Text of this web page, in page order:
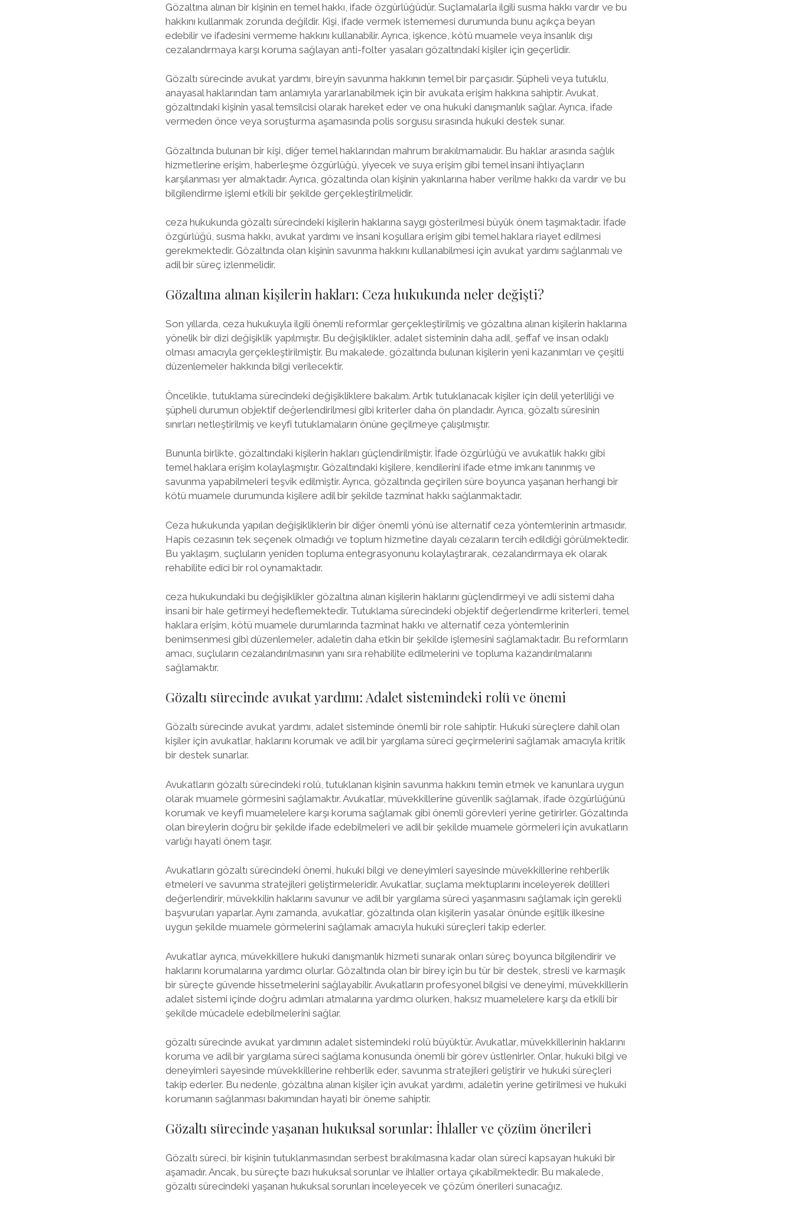
Gözaltına alınan bir kişinin en temel hakkı, ifade özgürlüğüdür. Suçlamalarla ilgili susma hakkı vardır ve bu
hakkını kullanmak zorunda değildir. Kişi, ifade vermek istememesi durumunda bunu açıkça beyan
edebilir ve ifadesini vermeme hakkını kullanabilir. Ayrıca, işkence, kötü muamele veya insanlık dışı
cezalandırmaya karşı koruma sağlayan anti-folter yasaları gözaltındaki kişiler için geçerlidir.
Gözaltı sürecinde avukat yardımı, bireyin savunma hakkının temel bir parçasıdır. Şüpheli veya tutuklu,
anayasal haklarından tam anlamıyla yararlanabilmek için bir avukata erişim hakkına sahiptir. Avukat,
gözaltındaki kişinin yasal temsilcisi olarak hareket eder ve ona hukuki danışmanlık sağlar. Ayrıca, ifade
vermeden önce veya soruşturma aşamasında polis sorgusu sırasında hukuki destek sunar.
Gözaltında bulunan bir kişi, diğer temel haklarından mahrum bırakılmamalıdır. Bu haklar arasında sağlık
hizmetlerine erişim, haberleşme özgürlüğü, yiyecek ve suya erişim gibi temel insani ihtiyaçların
karşılanması yer almaktadır. Ayrıca, gözaltında olan kişinin yakınlarına haber verilme hakkı da vardır ve bu
bilgilendirme işlemi etkili bir şekilde gerçekleştirilmelidir.
ceza hukukunda gözaltı sürecindeki kişilerin haklarına saygı gösterilmesi büyük önem taşımaktadır. İfade
özgürlüğü, susma hakkı, avukat yardımı ve insani koşullara erişim gibi temel haklara riayet edilmesi
gerekmektedir. Gözaltında olan kişinin savunma hakkını kullanabilmesi için avukat yardımı sağlanmalı ve
adil bir süreç izlenmelidir.
Gözaltına alınan kişilerin hakları: Ceza hukukunda neler değişti?
Son yıllarda, ceza hukukuyla ilgili önemli reformlar gerçekleştirilmiş ve gözaltına alınan kişilerin haklarına
yönelik bir dizi değişiklik yapılmıştır. Bu değişiklikler, adalet sisteminin daha adil, şeffaf ve insan odaklı
olması amacıyla gerçekleştirilmiştir. Bu makalede, gözaltında bulunan kişilerin yeni kazanımları ve çeşitli
düzenlemeler hakkında bilgi verilecektir.
Öncelikle, tutuklama sürecindeki değişikliklere bakalım. Artık tutuklanacak kişiler için delil yeterliliği ve
şüpheli durumun objektif değerlendirilmesi gibi kriterler daha ön plandadır. Ayrıca, gözaltı süresinin
sınırları netleştirilmiş ve keyfi tutuklamaların önüne geçilmeye çalışılmıştır.
Bununla birlikte, gözaltındaki kişilerin hakları güçlendirilmiştir. İfade özgürlüğü ve avukatlık hakkı gibi
temel haklara erişim kolaylaşmıştır. Gözaltındaki kişilere, kendilerini ifade etme imkanı tanınmış ve
savunma yapabilmeleri teşvik edilmiştir. Ayrıca, gözaltında geçirilen süre boyunca yaşanan herhangi bir
kötü muamele durumunda kişilere adil bir şekilde tazminat hakkı sağlanmaktadır.
Ceza hukukunda yapılan değişikliklerin bir diğer önemli yönü ise alternatif ceza yöntemlerinin artmasıdır.
Hapis cezasının tek seçenek olmadığı ve toplum hizmetine dayalı cezaların tercih edildiği görülmektedir.
Bu yaklaşım, suçluların yeniden topluma entegrasyonunu kolaylaştırarak, cezalandırmaya ek olarak
rehabilite edici bir rol oynamaktadır.
ceza hukukundaki bu değişiklikler gözaltına alınan kişilerin haklarını güçlendirmeyi ve adli sistemi daha
insani bir hale getirmeyi hedeflemektedir. Tutuklama sürecindeki objektif değerlendirme kriterleri, temel
haklara erişim, kötü muamele durumlarında tazminat hakkı ve alternatif ceza yöntemlerinin
benimsenmesi gibi düzenlemeler, adaletin daha etkin bir şekilde işlemesini sağlamaktadır. Bu reformların
amacı, suçluların cezalandırılmasının yanı sıra rehabilite edilmelerini ve topluma kazandırılmalarını
sağlamaktır.
Gözaltı sürecinde avukat yardımı: Adalet sistemindeki rolü ve önemi
Gözaltı sürecinde avukat yardımı, adalet sisteminde önemli bir role sahiptir. Hukuki süreçlere dahil olan
kişiler için avukatlar, haklarını korumak ve adil bir yargılama süreci geçirmelerini sağlamak amacıyla kritik
bir destek sunarlar.
Avukatların gözaltı sürecindeki rolü, tutuklanan kişinin savunma hakkını temin etmek ve kanunlara uygun
olarak muamele görmesini sağlamaktır. Avukatlar, müvekkillerine güvenlik sağlamak, ifade özgürlüğünü
korumak ve keyfi muamelelere karşı koruma sağlamak gibi önemli görevleri yerine getirirler. Gözaltında
olan bireylerin doğru bir şekilde ifade edebilmeleri ve adil bir şekilde muamele görmeleri için avukatların
varlığı hayati önem taşır.
Avukatların gözaltı sürecindeki önemi, hukuki bilgi ve deneyimleri sayesinde müvekkillerine rehberlik
etmeleri ve savunma stratejileri geliştirmeleridir. Avukatlar, suçlama mektuplarını inceleyerek delilleri
değerlendirir, müvekkilin haklarını savunur ve adil bir yargılama süreci yaşanmasını sağlamak için gerekli
başvuruları yaparlar. Aynı zamanda, avukatlar, gözaltında olan kişilerin yasalar önünde eşitlik ilkesine
uygun şekilde muamele görmelerini sağlamak amacıyla hukuki süreçleri takip ederler.
Avukatlar ayrıca, müvekkillere hukuki danışmanlık hizmeti sunarak onları süreç boyunca bilgilendirir ve
haklarını korumalarına yardımcı olurlar. Gözaltında olan bir birey için bu tür bir destek, stresli ve karmaşık
bir süreçte güvende hissetmelerini sağlayabilir. Avukatların profesyonel bilgisi ve deneyimi, müvekkillerin
adalet sistemi içinde doğru adımları atmalarına yardımcı olurken, haksız muamelelere karşı da etkili bir
şekilde mücadele edebilmelerini sağlar.
gözaltı sürecinde avukat yardımının adalet sistemindeki rolü büyüktür. Avukatlar, müvekkillerinin haklarını
koruma ve adil bir yargılama süreci sağlama konusunda önemli bir görev üstlenirler. Onlar, hukuki bilgi ve
deneyimleri sayesinde müvekkillerine rehberlik eder, savunma stratejileri geliştirir ve hukuki süreçleri
takip ederler. Bu nedenle, gözaltına alınan kişiler için avukat yardımı, adaletin yerine getirilmesi ve hukuki
korumanın sağlanması bakımından hayati bir öneme sahiptir.
Gözaltı sürecinde yaşanan hukuksal sorunlar: İhlaller ve çözüm önerileri
Gözaltı süreci, bir kişinin tutuklanmasından serbest bırakılmasına kadar olan süreci kapsayan hukuki bir
aşamadır. Ancak, bu süreçte bazı hukuksal sorunlar ve ihlaller ortaya çıkabilmektedir. Bu makalede,
gözaltı sürecindeki yaşanan hukuksal sorunları inceleyecek ve çözüm önerileri sunacağız.